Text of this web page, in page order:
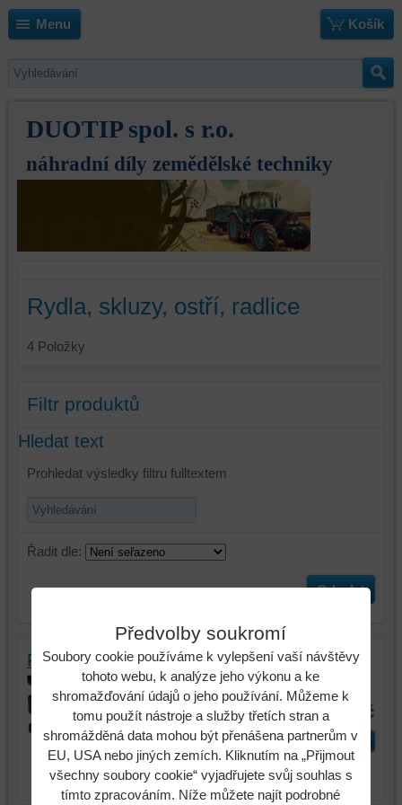
Menu Košík
DUOTIP spol. s r.o.
náhradní díly zemědělské techniky
Rydla, skluzy, ostří, radlice
4 Položky
Filtr produktů
Hledat text
Prohledat výsledky filtru fulltextem
Řadit dle:
Odeslat
Rydlo Rau Š=120mm, TL=10mm
Identifikační číslo : RF15135
279 Kč
ks Do košíku
Předvolby soukromí
Soubory cookie používáme k vylepšení vaší návštěvy
tohoto webu, k analýze jeho výkonu a ke
shromažďování údajů o jeho používání. Můžeme k
tomu použít nástroje a služby třetích stran a
shromážděná data mohou být přenášena partnerům v
EU, USA nebo jiných zemích. Kliknutím na „Přijmout
všechny soubory cookie“ vyjadřujete svůj souhlas s
tímto zpracováním. Níže můžete najít podrobné